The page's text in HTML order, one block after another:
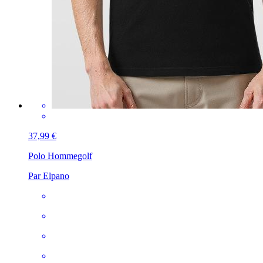
37,99 €
Polo Hommegolf
Par Elpano